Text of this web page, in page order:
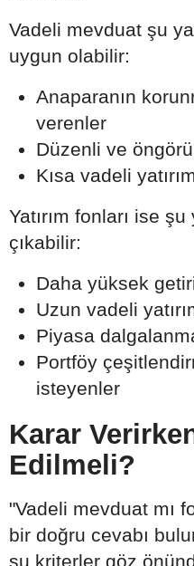
Vadeli mevduat şu
uygun olabilir:
Anaparanın
verenler
Düzenli ve
Kısa vadeli
Yatırım fonları ise
çıkabilir:
Daha yüksek
Uzun vadeli
Piyasa
Portföy
isteyenler
Karar
Edilmeli?
"Vadeli mevduat mı
bir doğru cevabı
şu kriterler göz